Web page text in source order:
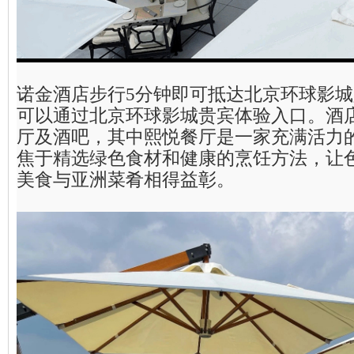
诺金酒店步行5分钟即可抵达北京环球影
可以通过北京环球影城贵宾体验入口。酒
厅及酒吧，其中熙悦餐厅是一家充满活力
焦于精选绿色食材和健康的烹饪方法，让
美食与亚洲菜肴相得益彰。